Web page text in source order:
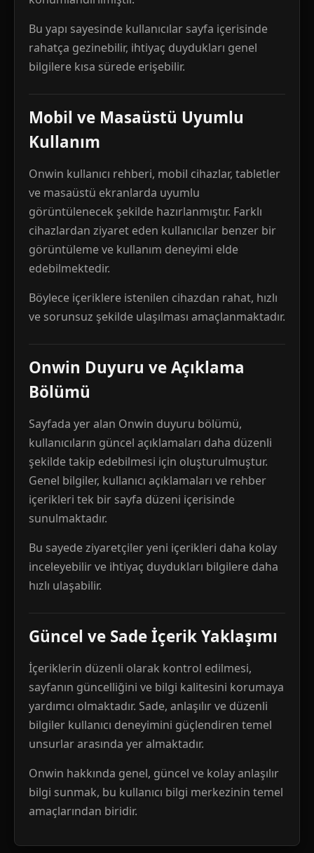
Bu yapı sayesinde kullanıcılar sayfa içerisinde
rahatça gezinebilir, ihtiyaç duydukları genel
bilgilere kısa sürede erişebilir.
Mobil ve Masaüstü Uyumlu
Kullanım
Onwin kullanıcı rehberi, mobil cihazlar, tabletler
ve masaüstü ekranlarda uyumlu
görüntülenecek şekilde hazırlanmıştır. Farklı
cihazlardan ziyaret eden kullanıcılar benzer bir
görüntüleme ve kullanım deneyimi elde
edebilmektedir.
Böylece içeriklere istenilen cihazdan rahat, hızlı
ve sorunsuz şekilde ulaşılması amaçlanmaktadır.
Onwin Duyuru ve Açıklama
Bölümü
Sayfada yer alan Onwin duyuru bölümü,
kullanıcıların güncel açıklamaları daha düzenli
şekilde takip edebilmesi için oluşturulmuştur.
Genel bilgiler, kullanıcı açıklamaları ve rehber
içerikleri tek bir sayfa düzeni içerisinde
sunulmaktadır.
Bu sayede ziyaretçiler yeni içerikleri daha kolay
inceleyebilir ve ihtiyaç duydukları bilgilere daha
hızlı ulaşabilir.
Güncel ve Sade İçerik Yaklaşımı
İçeriklerin düzenli olarak kontrol edilmesi,
sayfanın güncelliğini ve bilgi kalitesini korumaya
yardımcı olmaktadır. Sade, anlaşılır ve düzenli
bilgiler kullanıcı deneyimini güçlendiren temel
unsurlar arasında yer almaktadır.
Onwin hakkında genel, güncel ve kolay anlaşılır
bilgi sunmak, bu kullanıcı bilgi merkezinin temel
amaçlarından biridir.